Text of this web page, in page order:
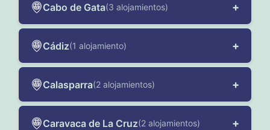
Cabo de Gata(3 alojamientos) +
Cádiz(1 alojamiento) +
Calasparra(2 alojamientos) +
Caravaca de La Cruz(2 alojamientos) +